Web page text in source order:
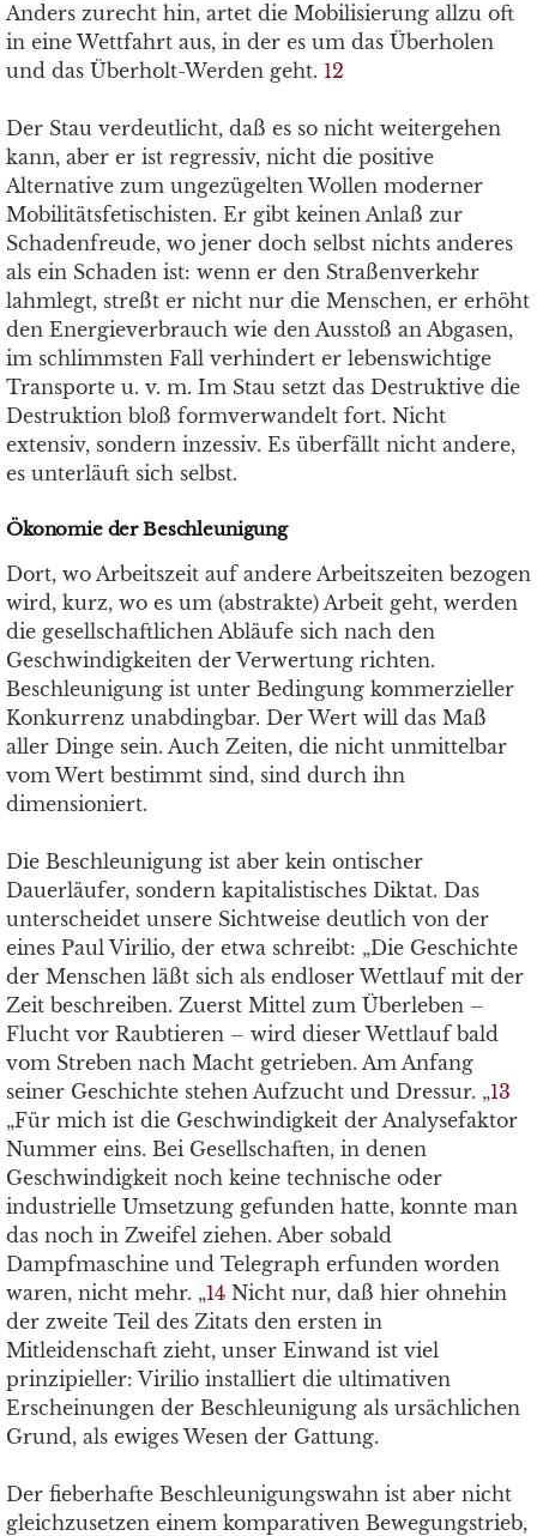
Anders zurecht hin, artet die Mobilisierung allzu oft
in eine Wettfahrt aus, in der es um das Überholen
und das Überholt-Werden geht. 12
Der Stau verdeutlicht, daß es so nicht weitergehen
kann, aber er ist regressiv, nicht die positive
Alternative zum ungezügelten Wollen moderner
Mobilitätsfetischisten. Er gibt keinen Anlaß zur
Schadenfreude, wo jener doch selbst nichts anderes
als ein Schaden ist: wenn er den Straßenverkehr
lahmlegt, streßt er nicht nur die Menschen, er erhöht
den Energieverbrauch wie den Ausstoß an Abgasen,
im schlimmsten Fall verhindert er lebenswichtige
Transporte u. v. m. Im Stau setzt das Destruktive die
Destruktion bloß formverwandelt fort. Nicht
extensiv, sondern inzessiv. Es überfällt nicht andere,
es unterläuft sich selbst.
Ökonomie der Beschleunigung
Dort, wo Arbeitszeit auf andere Arbeitszeiten bezogen
wird, kurz, wo es um (abstrakte) Arbeit geht, werden
die gesellschaftlichen Abläufe sich nach den
Geschwindigkeiten der Verwertung richten.
Beschleunigung ist unter Bedingung kommerzieller
Konkurrenz unabdingbar. Der Wert will das Maß
aller Dinge sein. Auch Zeiten, die nicht unmittelbar
vom Wert bestimmt sind, sind durch ihn
dimensioniert.
Die Beschleunigung ist aber kein ontischer
Dauerläufer, sondern kapitalistisches Diktat. Das
unterscheidet unsere Sichtweise deutlich von der
eines Paul Virilio, der etwa schreibt: „Die Geschichte
der Menschen läßt sich als endloser Wettlauf mit der
Zeit beschreiben. Zuerst Mittel zum Überleben –
Flucht vor Raubtieren – wird dieser Wettlauf bald
vom Streben nach Macht getrieben. Am Anfang
seiner Geschichte stehen Aufzucht und Dressur. „13
„Für mich ist die Geschwindigkeit der Analysefaktor
Nummer eins. Bei Gesellschaften, in denen
Geschwindigkeit noch keine technische oder
industrielle Umsetzung gefunden hatte, konnte man
das noch in Zweifel ziehen. Aber sobald
Dampfmaschine und Telegraph erfunden worden
waren, nicht mehr. „14 Nicht nur, daß hier ohnehin
der zweite Teil des Zitats den ersten in
Mitleidenschaft zieht, unser Einwand ist viel
prinzipieller: Virilio installiert die ultimativen
Erscheinungen der Beschleunigung als ursächlichen
Grund, als ewiges Wesen der Gattung.
Der fieberhafte Beschleunigungswahn ist aber nicht
gleichzusetzen einem komparativen Bewegungstrieb,